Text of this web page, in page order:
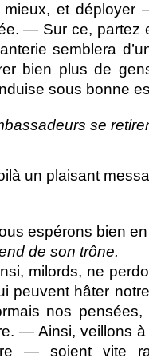
mieux, et déployer
— Sur ce, partez
semblera
bien plus de
sous bonne
se
un plaisant
espérons bien en
de son trône.
milords, ne
peuvent hâter
nos
— Ainsi, veillons
— soient vite